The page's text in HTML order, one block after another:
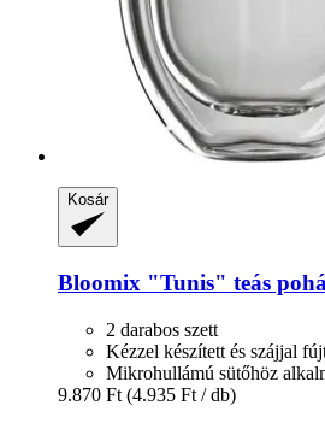
Kosár
Bloomix "Tunis" teás
2 darabos szett
Kézzel készített és szájjal
Mikrohullámú sütőhöz
9.870 Ft (4.935 Ft / db)